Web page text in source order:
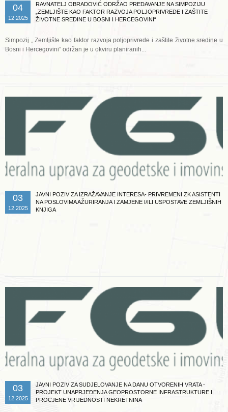
04
12.2025
RAVNATELJ OBRADOVIĆ ODRŽAO PREDAVANJE NA SIMPOZIJU
„ZEMLJIŠTE KAO FAKTOR RAZVOJA POLJOPRIVREDE I ZAŠTITE
ŽIVOTNE SREDINE U BOSNI I HERCEGOVINI“
Simpozij „ Zemljište kao faktor razvoja poljoprivrede i zaštite životne sredine u
Bosni i Hercegovini“ održan je u okviru planiranih...
03
12.2025
JAVNI POZIV ZA IZRAŽAVANJE INTERESA- PRIVREMENI ZK ASISTENTI
NA POSLOVIMA AŽURIRANJA I ZAMJENE I/ILI USPOSTAVE ZEMLJIŠNIH
KNJIGA
03
12.2025
JAVNI POZIV ZA SUDJELOVANJE NA DANU OTVORENIH VRATA -
PROJEKT UNAPRJEĐENJA GEOPROSTORNE INFRASTRUKTURE I
PROCJENE VRIJEDNOSTI NEKRETNINA